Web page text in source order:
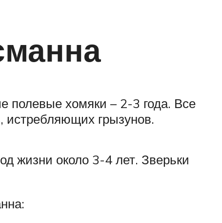
полевые хомяки – 2-3 года. Все
истребляющих грызунов.
жизни около 3-4 лет. Зверьки